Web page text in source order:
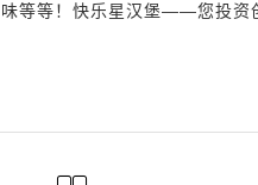
等等！快乐星汉堡——您投资